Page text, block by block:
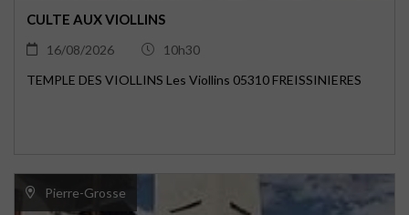
CULTE AUX VIOLLINS
16/08/2026
10h30
TEMPLE DES VIOLLINS Les Viollins 05310 FREISSINIERES
Pierre-Grosse